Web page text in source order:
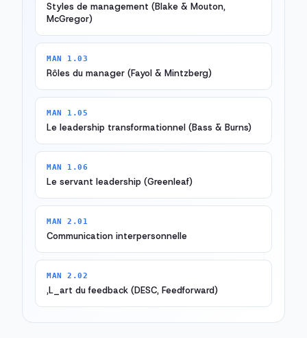
Styles de management (Blake & Mouton,
McGregor)
MAN 1.03
Rôles du manager (Fayol & Mintzberg)
MAN 1.05
Le leadership transformationnel (Bass & Burns)
MAN 1.06
Le servant leadership (Greenleaf)
MAN 2.01
Communication interpersonnelle
MAN 2.02
,L_art du feedback (DESC, Feedforward)